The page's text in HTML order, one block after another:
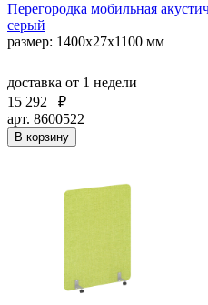
Перегородка мобильная
серый
размер: 1400х27х1100 мм
доставка от 1 недели
15 292
₽
арт. 8600522
В корзину